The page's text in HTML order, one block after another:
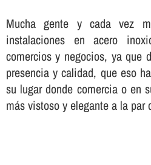
Mucha gente y cada vez
instalaciones en acero
comercios y negocios, ya que
presencia y calidad, que eso
su lugar donde comercia o en
más vistoso y elegante a la par